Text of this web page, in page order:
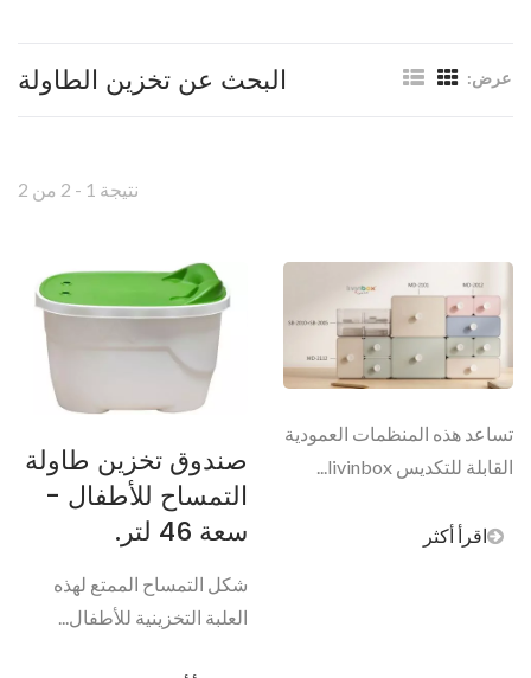
البحث عن تخزين الطاولة عرض:
نتيجة 1 - 2 من 2
تساعد هذه المنظمات العمودية
القابلة للتكديس livinbox...
اقرأ أكثر
صندوق تخزين طاولة
التمساح للأطفال -
سعة 46 لتر.
شكل التمساح الممتع لهذه
العلبة التخزينية للأطفال...